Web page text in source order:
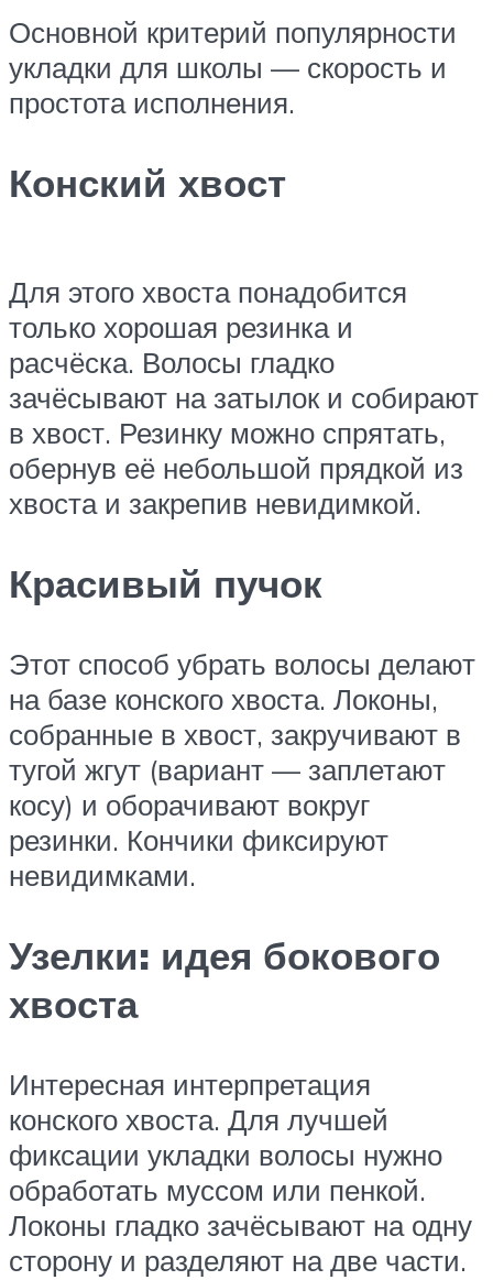
Основной критерий популярности
укладки для школы — скорость и
простота исполнения.
Конский хвост
Для этого хвоста понадобится
только хорошая резинка и
расчёска. Волосы гладко
зачёсывают на затылок и собирают
в хвост. Резинку можно спрятать,
обернув её небольшой прядкой из
хвоста и закрепив невидимкой.
Красивый пучок
Этот способ убрать волосы делают
на базе конского хвоста. Локоны,
собранные в хвост, закручивают в
тугой жгут (вариант — заплетают
косу) и оборачивают вокруг
резинки. Кончики фиксируют
невидимками.
Узелки: идея бокового
хвоста
Интересная интерпретация
конского хвоста. Для лучшей
фиксации укладки волосы нужно
обработать муссом или пенкой.
Локоны гладко зачёсывают на одну
сторону и разделяют на две части.